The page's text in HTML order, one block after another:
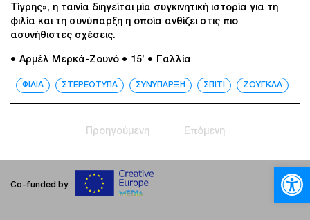
Τίγρης», η ταινία διηγείται μία συγκινητική ιστορία για τη
φιλία και τη συνύπαρξη η οποία ανθίζει στις πιο
ασυνήθιστες σχέσεις.
● Αρμέλ Μερκά-Ζουνό ● 15’ ● Γαλλία
ΦΙΛΙΑ ΣΤΕΡΕΟΤΥΠΑ ΣΥΝΥΠΑΡΞΗ ΣΠΙΤΙ ΖΟΥΓΚΛΑ
Προηγούμενη Επόμενη
Co-funded by